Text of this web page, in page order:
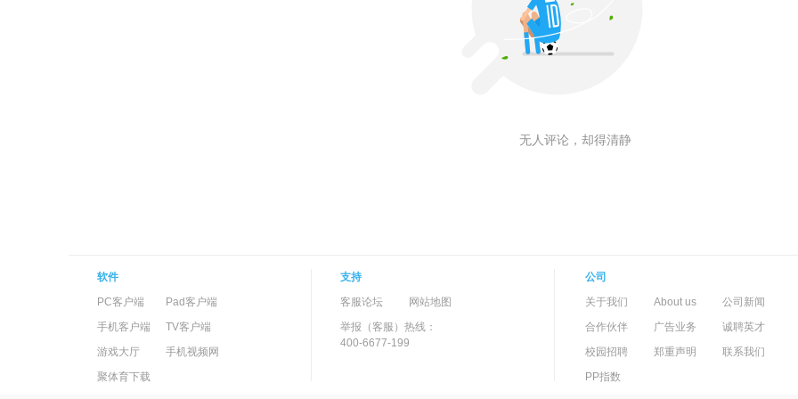
无人评论，却得清静
软件
PC客户端
Pad客户端
手机客户端
TV客户端
游戏大厅
手机视频网
聚体育下载
支持
客服论坛
网站地图
举报（客服）热线：
400-6677-199
公司
关于我们
About us
公司新闻
合作伙伴
广告业务
诚聘英才
校园招聘
郑重声明 联系我们
PP指数